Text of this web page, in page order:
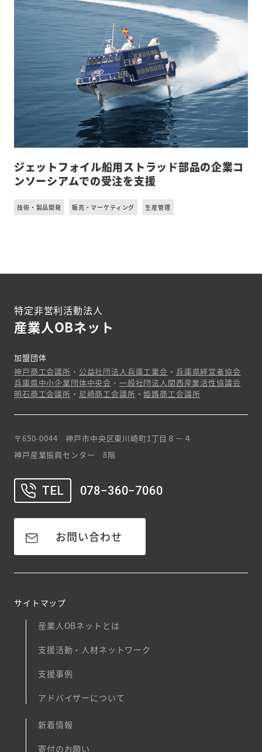
ジェットフォイル船用ストラッド部品の企業コ
ンソーシアムでの受注を支援
技術・製品開発 販売・マーケティング 生産管理
特定非営利活動法人
産業人OBネット
加盟団体
神戸商工会議所 ・ 公益社団法人兵庫工業会 ・ 兵庫県経営者協会
兵庫県中小企業団体中央会 ・ 一般社団法人関西産業活性協議会
明石商工会議所 ・ 尼崎商工会議所 ・姫路商工会議所
〒650-0044 神戸市中央区東川崎町1丁目８－４
神戸産業振興センター 8階
TEL 078−360−7060
お問い合わせ
サイトマップ
産業人OBネットとは
支援活動・人材ネットワーク
支援事例
アドバイザーについて
新着情報
寄付のお願い